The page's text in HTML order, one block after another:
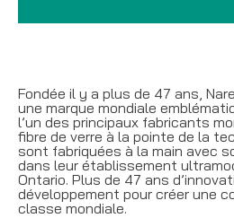
Fondée il y a plus de 47 ans,
une marque mondiale
l’un des principaux fabricants
fibre de verre à la pointe de la
sont fabriquées à la main avec
dans leur établissement
Ontario. Plus de 47 ans
développement pour créer une
classe mondiale.